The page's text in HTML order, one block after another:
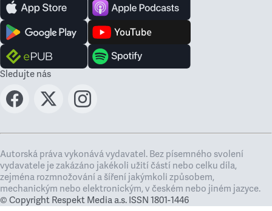
Sledujte nás
Autorská práva vykonává vydavatel. Bez písemného svolení
vydavatele je zakázáno jakékoli užití částí nebo celku díla,
zejména rozmnožování a šíření jakýmkoli způsobem,
mechanickým nebo elektronickým, v českém nebo jiném jazyce.
© Copyright Respekt Media a.s. ISSN 1801-1446